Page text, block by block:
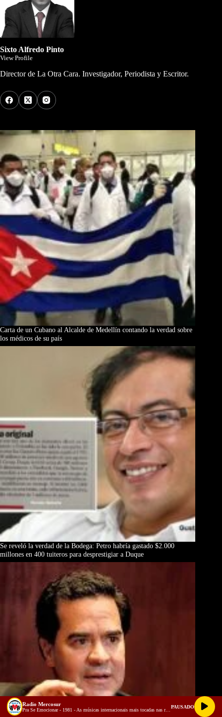
Sixto Alfredo Pinto
View Profile
Director de La Otra Cara. Investigador, Periodista y Escritor.
Carta de un Cubano al Alcalde de Medellín contando la verdad sobre
los médicos de su país
Se reveló la verdad de la Bodega: Petro habría gastado $2.000
millones en 400 tuiteros para desprestigiar a Duque
Radio Mercosur
Pra Se Emocionar - 1981 - As músicas internacionais mais tocadas nas rádios do Brasil
PAUSADO